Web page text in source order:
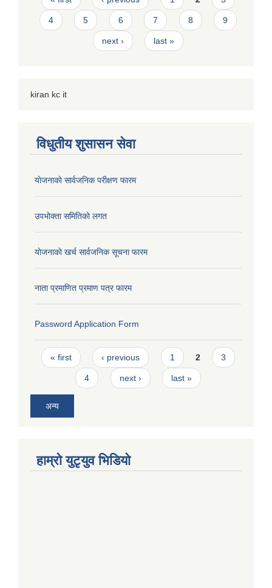
4 5 6 7 8 9
next › last »
kiran kc it
विधुतीय शुसासन सेवा
याेजनाकाे सार्वजनिक परीक्षण फारम
उपभाेक्ता समितिकाे लगत
याेजनाकाे खर्च सार्वजनिक सूचना फारम
नाता प्रमाणित प्रमाण पत्र फारम
Password Application Form
Pages
« first ‹ previous 1 2 3
4 next › last »
अन्य
हाम्राे युटृयुव भिडियाे